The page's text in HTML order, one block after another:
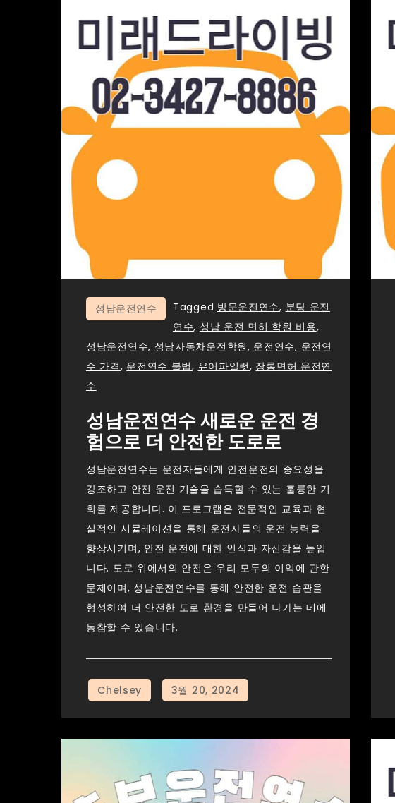
성남운전연수 Tagged 방문운전연수, 분당 운전
연수, 성남 운전 면허 학원 비용,
성남운전연수, 성남자동차운전학원, 운전연수, 운전연
수 가격, 운전연수 불법, 유어파일럿, 장롱면허 운전연
수
성남운전연수 새로운 운전 경
험으로 더 안전한 도로로
성남운전연수는 운전자들에게 안전운전의 중요성을
강조하고 안전 운전 기술을 습득할 수 있는 훌륭한 기
회를 제공합니다. 이 프로그램은 전문적인 교육과 현
실적인 시뮬레이션을 통해 운전자들의 운전 능력을
향상시키며, 안전 운전에 대한 인식과 자신감을 높입
니다. 도로 위에서의 안전은 우리 모두의 이익에 관한
문제이며, 성남운전연수를 통해 안전한 운전 습관을
형성하여 더 안전한 도로 환경을 만들어 나가는 데에
동참할 수 있습니다.